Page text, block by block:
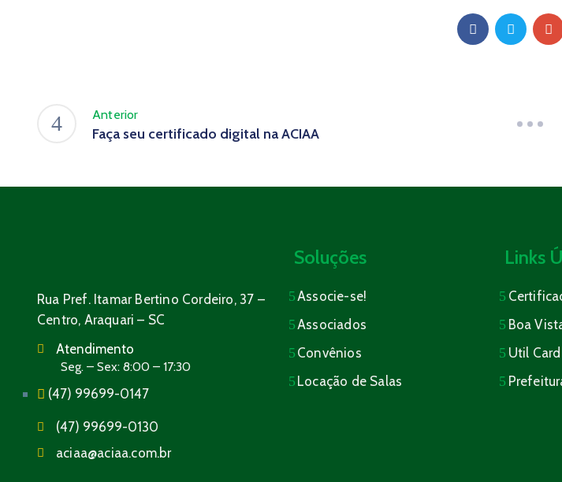
Anterior
Faça seu certificado digital na ACIAA
Rua Pref. Itamar Bertino Cordeiro, 37 –
Centro, Araquari – SC
Atendimento
Seg. – Sex: 8:00 – 17:30
(47) 99699-0147
(47) 99699-0130
aciaa@aciaa.com.br
Soluções
Associe-se!
Associados
Convênios
Locação de Salas
Links
Boa
Util Card